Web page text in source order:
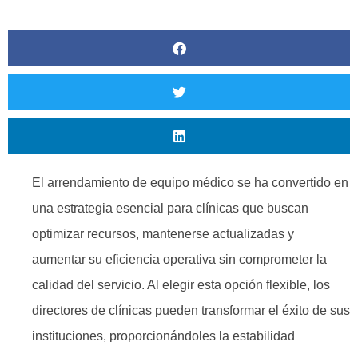
El arrendamiento de equipo médico se ha convertido en
una estrategia esencial para clínicas que buscan
optimizar recursos, mantenerse actualizadas y
aumentar su eficiencia operativa sin comprometer la
calidad del servicio. Al elegir esta opción flexible, los
directores de clínicas pueden transformar el éxito de sus
instituciones, proporcionándoles la estabilidad